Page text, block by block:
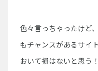
色々言っちゃったけど
もチャンスがあるサイ
おいて損はないと思う！